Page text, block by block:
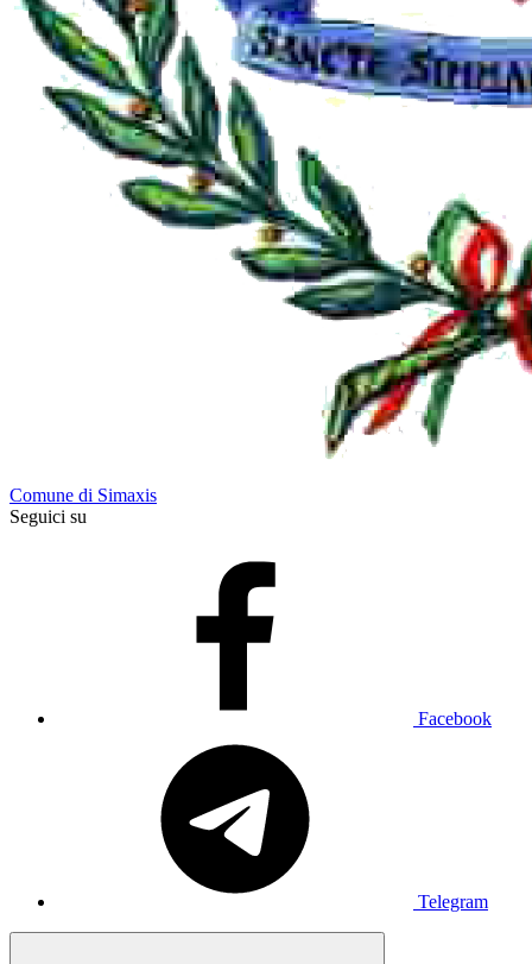
Comune di Simaxis
Seguici su
Facebook
Telegram